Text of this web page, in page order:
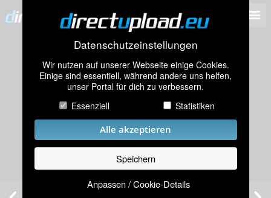
Datenschutzeinstellungen
Wir nutzen auf unserer Webseite einige Cookies.
Einige sind essentiell, während andere uns helfen,
unser Portal für dich zu verbessern.
Essenziell
Statistiken
Alle akzeptieren
Speichern
Anpassen / Cookie-Details